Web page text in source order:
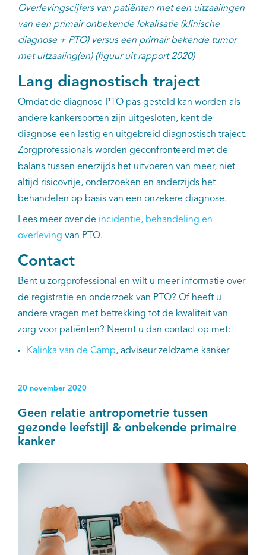
Overlevingscijfers van patiënten met een uitzaaiingen
van een primair onbekende lokalisatie (klinische
diagnose + PTO) versus een primair bekende tumor
met uitzaaiing(en) (figuur uit rapport 2020)
Lang diagnostisch traject
Omdat de diagnose PTO pas gesteld kan worden als
andere kankersoorten zijn uitgesloten, kent de
diagnose een lastig en uitgebreid diagnostisch traject.
Zorgprofessionals worden geconfronteerd met de
balans tussen enerzijds het uitvoeren van meer, niet
altijd risicovrije, onderzoeken en anderzijds het
behandelen op basis van een onzekere diagnose.
Lees meer over de incidentie, behandeling en
overleving van PTO.
Contact
Bent u zorgprofessional en wilt u meer informatie over
de registratie en onderzoek van PTO? Of heeft u
andere vragen met betrekking tot de kwaliteit van
zorg voor patiënten? Neemt u dan contact op met:
Kalinka van de Camp, adviseur zeldzame kanker
20 november 2020
Geen relatie antropometrie tussen
gezonde leefstijl & onbekende primaire
kanker